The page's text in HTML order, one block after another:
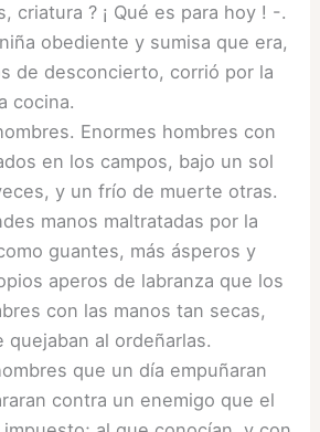
criatura ? ¡ Qué es para hoy ! -.
obediente y sumisa que era,
de desconcierto, corrió por la
cocina.
Enormes hombres con
en los campos, bajo un sol
y un frío de muerte otras.
manos maltratadas por la
guantes, más ásperos y
aperos de labranza que los
con las manos tan secas,
quejaban al ordeñarlas.
que un día empuñaran
contra un enemigo que el